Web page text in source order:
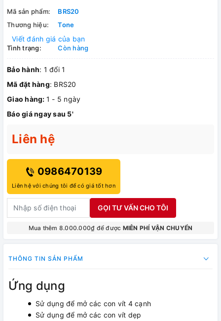
Mã sản phẩm:
BRS20
Thương hiệu:
Tone
Viết đánh giá của bạn
Tình trạng: Còn hàng
Bảo hành: 1 đổi 1
Mã đặt hàng: BRS20
Giao hàng: 1 - 5 ngày
Báo giá ngay sau 5'
Liên hệ
0986470139
Liên hệ với chúng tôi để có giá tốt hơn
GỌI TƯ VẤN CHO TÔI
Mua thêm 8.000.000₫ để được MIỄN PHÍ VẬN CHUYỂN
THÔNG TIN SẢN PHẨM
Ứng dụng
Sử dụng để mở các con vít 4 cạnh
Sử dụng để mở các con vít dẹp